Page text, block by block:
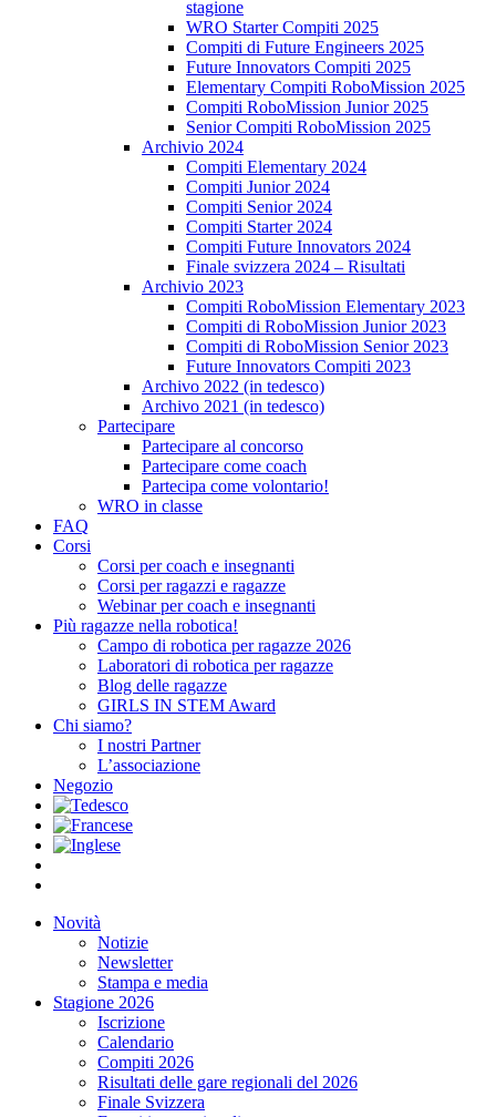
stagione
WRO Starter Compiti 2025
Compiti di Future Engineers 2025
Future Innovators Compiti 2025
Elementary Compiti RoboMission 2025
Compiti RoboMission Junior 2025
Senior Compiti RoboMission 2025
Archivio 2024
Compiti Elementary 2024
Compiti Junior 2024
Compiti Senior 2024
Compiti Starter 2024
Compiti Future Innovators 2024
Finale svizzera 2024 – Risultati
Archivio 2023
Compiti RoboMission Elementary 2023
Compiti di RoboMission Junior 2023
Compiti di RoboMission Senior 2023
Future Innovators Compiti 2023
Archivo 2022 (in tedesco)
Archivo 2021 (in tedesco)
Partecipare
Partecipare al concorso
Partecipare come coach
Partecipa come volontario!
WRO in classe
FAQ
Corsi
Corsi per coach e insegnanti
Corsi per ragazzi e ragazze
Webinar per coach e insegnanti
Più ragazze nella robotica!
Campo di robotica per ragazze 2026
Laboratori di robotica per ragazze
Blog delle ragazze
GIRLS IN STEM Award
Chi siamo?
I nostri Partner
L’associazione
Negozio
Novità
Notizie
Newsletter
Stampa e media
Stagione 2026
Iscrizione
Calendario
Compiti 2026
Risultati delle gare regionali del 2026
Finale Svizzera